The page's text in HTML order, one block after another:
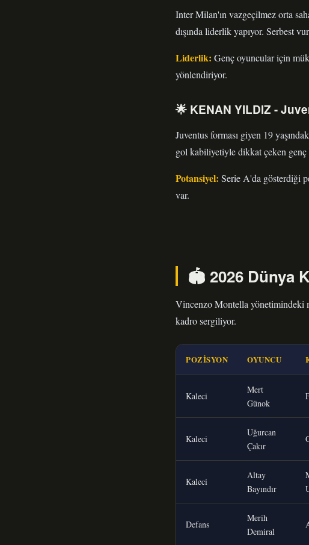
Inter Milan'ın vazgeçilmez orta
dışında liderlik yapıyor. Serbest
Liderlik: Genç oyuncular için
yönlendiriyor.
🌟 KENAN YILDIZ -
Juventus forması giyen 19
gol kabiliyetiyle dikkat çeken genç
Potansiyel: Serie A'da gösterdiği
var.
🏟️ 2026 Dünya
Vincenzo Montella yönetimindeki
kadro sergiliyor.
POZISYON OYUNCU
Kaleci
Mert
Günok
Kaleci
Uğurcan
Çakır
Kaleci
Altay
Bayındır
Defans
Merih
Demiral